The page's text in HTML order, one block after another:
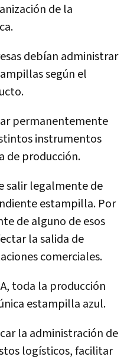
de la
debían administrar
según el
permanentemente
instrumentos
de producción.
salir legalmente de
estampilla. Por
de alguno de esos
la salida de
comerciales.
toda la producción
estampilla azul.
la administración de
logísticos, facilitar